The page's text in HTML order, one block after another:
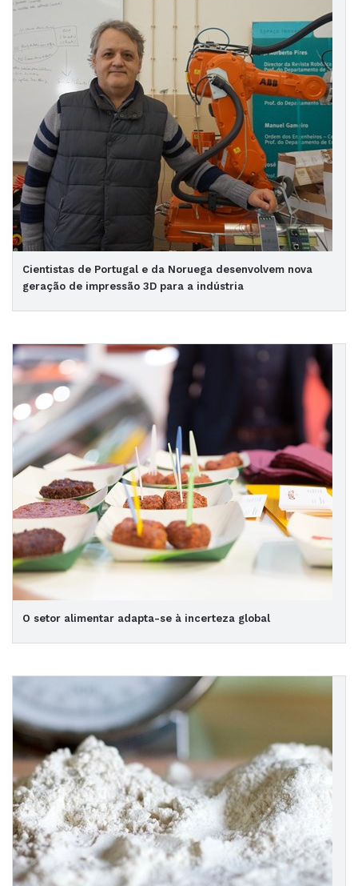
Cientistas de Portugal e da Noruega desenvolvem nova
geração de impressão 3D para a indústria
O setor alimentar adapta-se à incerteza global